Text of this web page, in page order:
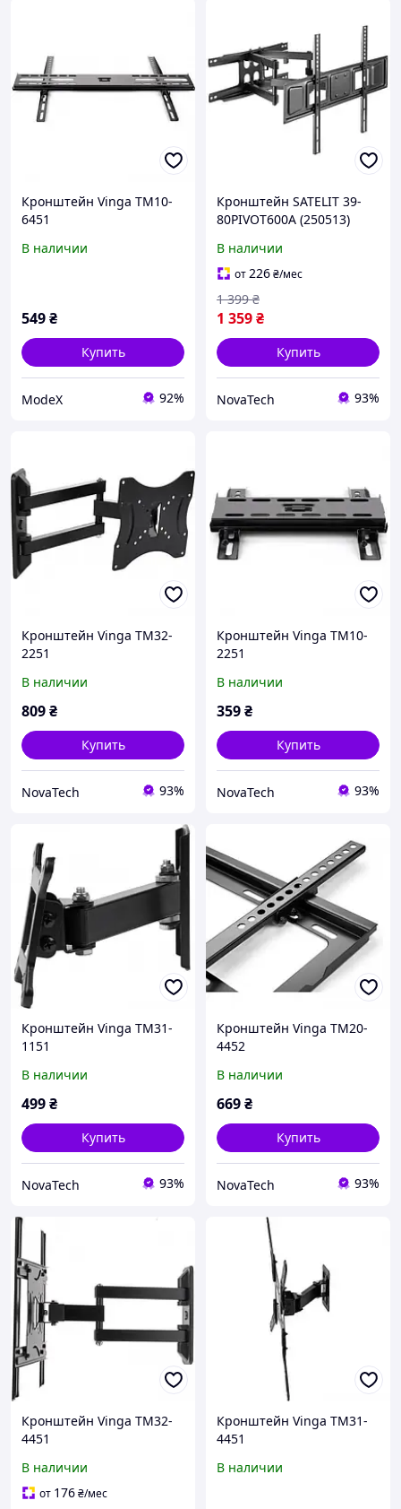
Кронштейн Vinga TM10-
6451
В наличии
549₴
Купить
ModeX 92%
Кронштейн SATELIT 39-
80PIVOT600A (250513)
В наличии
от226₴/мес
1 359₴
1 399 ₴
Купить
NovaTech 93%
Кронштейн Vinga TM32-
2251
В наличии
809₴
Купить
NovaTech 93%
Кронштейн Vinga TM10-
2251
В наличии
359₴
Купить
NovaTech 93%
Кронштейн Vinga TM31-
1151
В наличии
499₴
Купить
NovaTech 93%
Кронштейн Vinga TM20-
4452
В наличии
669₴
Купить
NovaTech 93%
Кронштейн Vinga TM32-
4451
В наличии
от 176₴/мес
Кронштейн Vinga TM31-
4451
В наличии